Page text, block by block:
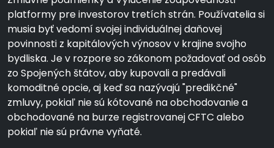
platformy pre investorov tretích strán. Používatelia si
musia byť vedomí svojej individuálnej daňovej
povinnosti z kapitálových výnosov v krajine svojho
bydliska. Je v rozpore so zákonom požadovať od osôb
zo Spojených štátov, aby kupovali a predávali
komoditné opcie, aj keď sa nazývajú "predikčné"
zmluvy, pokiaľ nie sú kótované na obchodovanie a
obchodované na burze registrovanej CFTC alebo
pokiaľ nie sú právne vyňaté.